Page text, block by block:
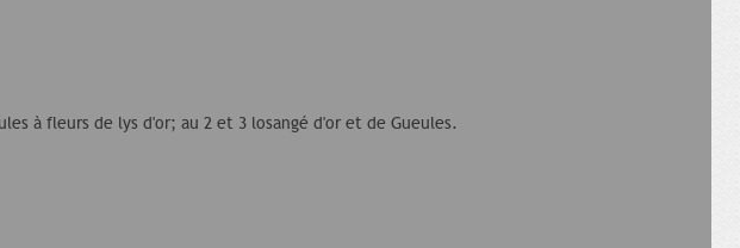
à fleurs de lys d'or; au 2 et 3 losangé d'or et de Gueules.